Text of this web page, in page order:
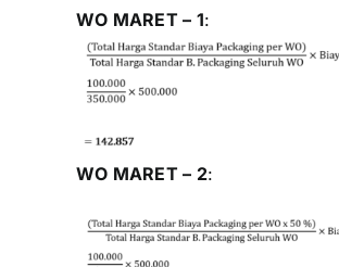
WO MARET – 1:
WO MARET – 2: